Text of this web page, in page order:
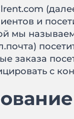
и
мы
заказа
с